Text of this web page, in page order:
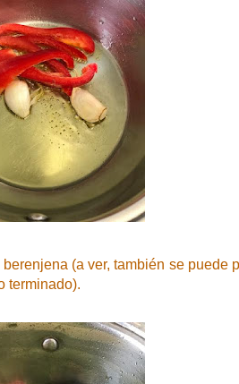
(a ver, también se puede
terminado).